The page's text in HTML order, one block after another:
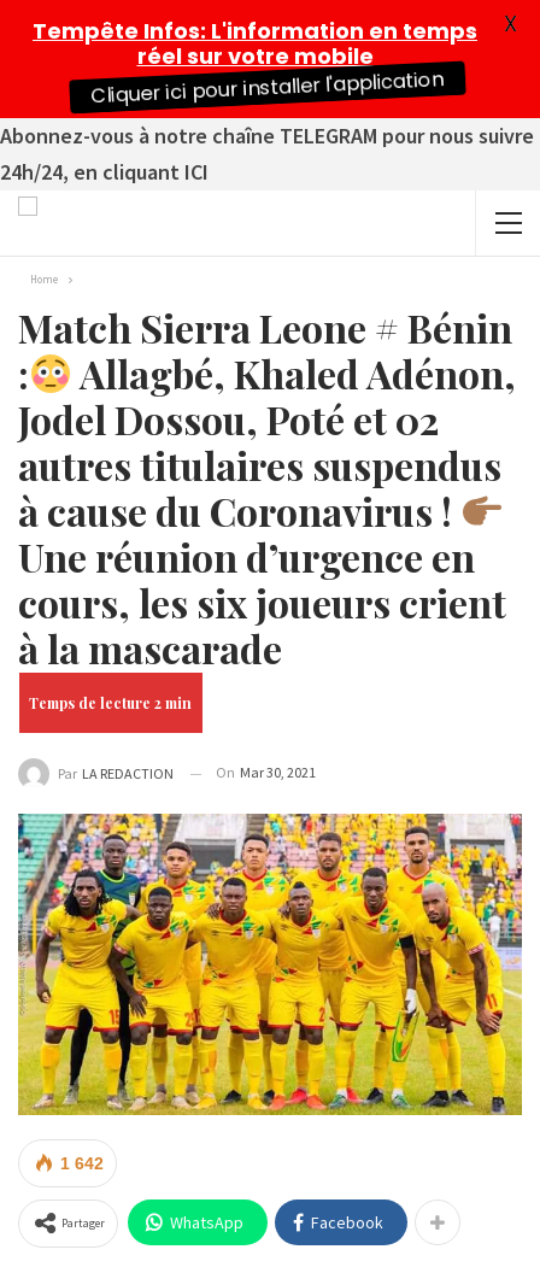
Abonnez-vous à notre chaîne TELEGRAM pour nous suivre
24h/24, en cliquant ICI
Home
Match Sierra Leone # Bénin
:
Allagbé, Khaled Adénon,
Jodel Dossou, Poté et 02
autres titulaires suspendus
à cause du Coronavirus !
Une réunion d’urgence en
cours, les six joueurs crient
à la mascarade
Par LA REDACTION On Mar 30, 2021
1 642
Partager WhatsApp Facebook
Tempête Infos: L'information en temps
réel sur votre mobile
Cliquer ici pour installer l'application
X